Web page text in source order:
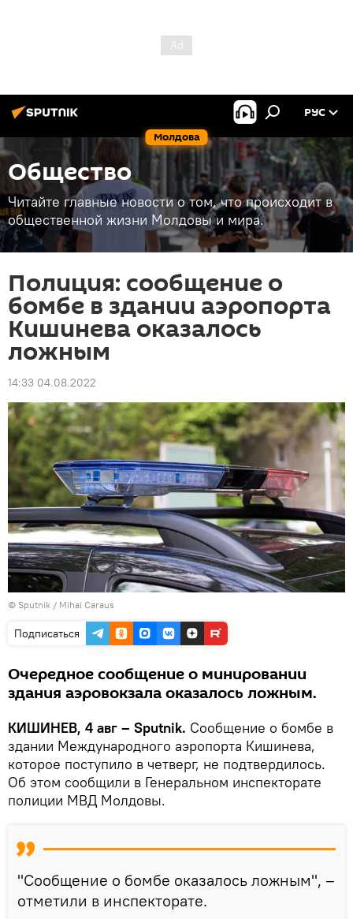
Молдова
РУС
Общество
Читайте главные новости о том, что происходит в
общественной жизни Молдовы и мира.
Полиция: сообщение о
бомбе в здании аэропорта
Кишинева оказалось
ложным
14:33 04.08.2022
© Sputnik / Mihai Caraus
Подписаться
Очередное сообщение о минировании
здания аэровокзала оказалось ложным.
КИШИНЕВ, 4 авг – Sputnik. Сообщение о бомбе в
здании Международного аэропорта Кишинева,
которое поступило в четверг, не подтвердилось.
Об этом сообщили в Генеральном инспекторате
полиции МВД Молдовы.
"Сообщение о бомбе оказалось ложным", –
отметили в инспекторате.